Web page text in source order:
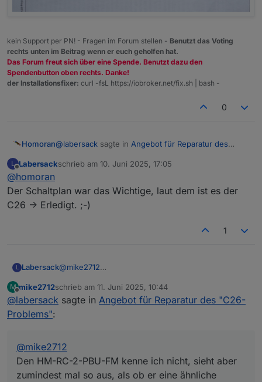
kein Support per PN! - Fragen im Forum stellen - Benutzt das Voting
rechts unten im Beitrag wenn er euch geholfen hat.
Das Forum freut sich über eine Spende. Benutzt dazu den
Spendenbutton oben rechts. Danke!
der Installationsfixer: curl -fsL https://iobroker.net/fix.sh | bash -
0
Homoran@labersack sagte in Angebot für Reparatur des
Sender ;-)
kann ich die Anleitung wieder vergraben oder
L
Offline
Labersackschrieb am 10. Juni 2025, 17:05
zuletzt editiert von
@homoran
Der Schaltplan war das Wichtige, laut dem ist es der
C26 -> Erledigt. ;-)
1
L Labersack@mike2712
zumindest mal so aus, als ob er eine ähnliche
Baureihe wie die betroffenen Schalter sind, kann
Die HmIP Komponenten sind allerdings nicht von
diesem Problem betroffen, da ist wohl was anderes
defekt, die brauchst du nicht mitzuschicken.
M
Offline
mike2712schrieb am 11. Juni 2025, 10:44
zuletzt editiert von
@labersack sagte in Angebot für Reparatur des "C26-
Problems":
@mike2712
Den HM-RC-2-PBU-FM kenne ich nicht, sieht aber
zumindest mal so aus, als ob er eine ähnliche